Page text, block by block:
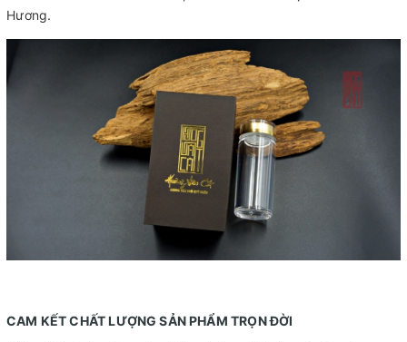
Hương.
CAM KẾT CHẤT LƯỢNG SẢN PHẨM TRỌN ĐỜI